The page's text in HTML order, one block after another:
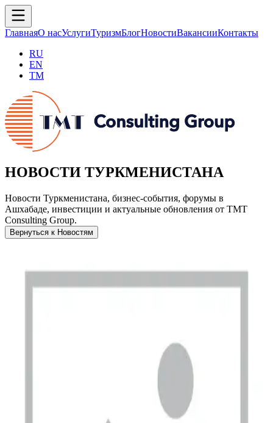
ГлавнаяО насУслугиТуризмБлогНовостиВакансииКонтакты
RU
EN
TM
НОВОСТИ ТУРКМЕНИСТАНА
Новости Туркменистана, бизнес-события, форумы в
Ашхабаде, инвестиции и актуальные обновления от TMT
Consulting Group.
Вернуться к Новостям